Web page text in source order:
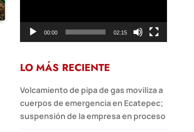
00:00 02:15
LO MÁS RECIENTE
Volcamiento de pipa de gas moviliza a
cuerpos de emergencia en Ecatepec;
suspensión de la empresa en proceso